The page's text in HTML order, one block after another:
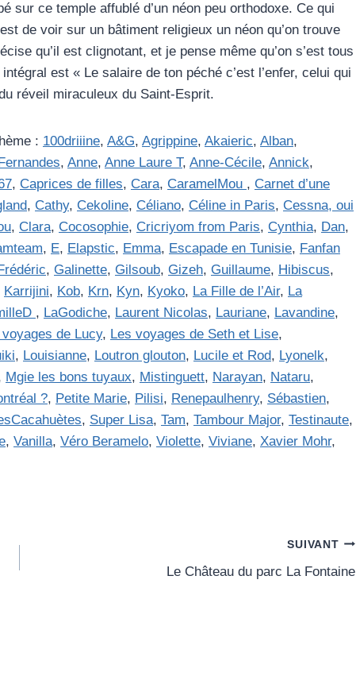
sur ce temple affublé d’un néon peu orthodoxe. Ce qui
de voir sur un bâtiment religieux un néon qu’on trouve
qu’il est clignotant, et je pense même qu’on s’est tous
est « Le salaire de ton péché c’est l’enfer, celui qui
réveil miraculeux du Saint-Esprit.
: 100driiine, A&G, Agrippine, Akaieric, Alban,
, Anne, Anne Laure T, Anne-Cécile, Annick,
, Caprices de filles, Cara, CaramelMou , Carnet d’une
, Cathy, Cekoline, Céliano, Céline in Paris, Cessna, oui
, Clara, Cocosophie, Cricriyom from Paris, Cynthia, Dan,
, E, Elapstic, Emma, Escapade en Tunisie, Fanfan
Frédéric, Galinette, Gilsoub, Gizeh, Guillaume, Hibiscus,
Karrijini, Kob, Krn, Kyn, Kyoko, La Fille de l’Air, La
, LaGodiche, Laurent Nicolas, Lauriane, Lavandine,
voyages de Lucy, Les voyages de Seth et Lise,
, Louisianne, Loutron glouton, Lucile et Rod, Lyonelk,
Mgie les bons tuyaux, Mistinguett, Narayan, Nataru,
?, Petite Marie, Pilisi, Renepaulhenry, Sébastien,
, Super Lisa, Tam, Tambour Major, Testinaute,
, Vanilla, Véro Beramelo, Violette, Viviane, Xavier Mohr,
SUIVANT
Le Château du parc La Fontaine